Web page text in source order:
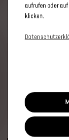
aufrufen oder
klicken.